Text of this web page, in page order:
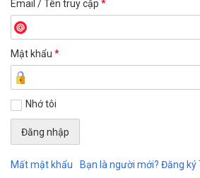
Email / Tên truy cập *
Mật khẩu *
Nhớ tôi
Mất mật khẩu Bạn là người mới? Đăng ký